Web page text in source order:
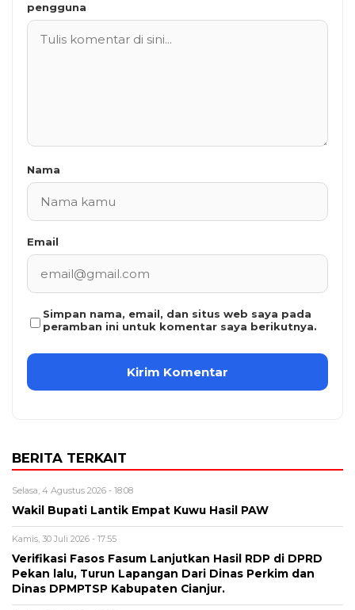
pengguna
Nama
Email
Simpan nama, email, dan situs web saya pada
peramban ini untuk komentar saya berikutnya.
BERITA TERKAIT
Selasa, 4 Agustus 2026 - 18:08
Wakil Bupati Lantik Empat Kuwu Hasil PAW
Kamis, 30 Juli 2026 - 17:55
Verifikasi Fasos Fasum Lanjutkan Hasil RDP di DPRD
Pekan lalu, Turun Lapangan Dari Dinas Perkim dan
Dinas DPMPTSP Kabupaten Cianjur.